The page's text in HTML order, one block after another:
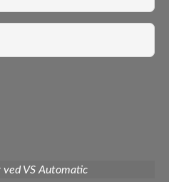
ved VS Automatic